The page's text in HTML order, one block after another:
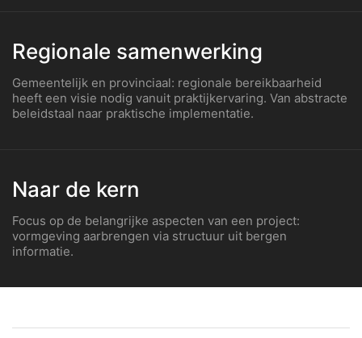
Regionale samenwerking
Gemeentelijk en provinciaal: regionale bereikbaarheid
heeft een visie nodig vanuit praktijkervaring. Van abstracte
beleidstaal naar praktische implementatie.
Naar de kern
Focus op de belangrijke aspecten van een project:
vormgeving aarbrengen via structuur uit bergen
informatie.